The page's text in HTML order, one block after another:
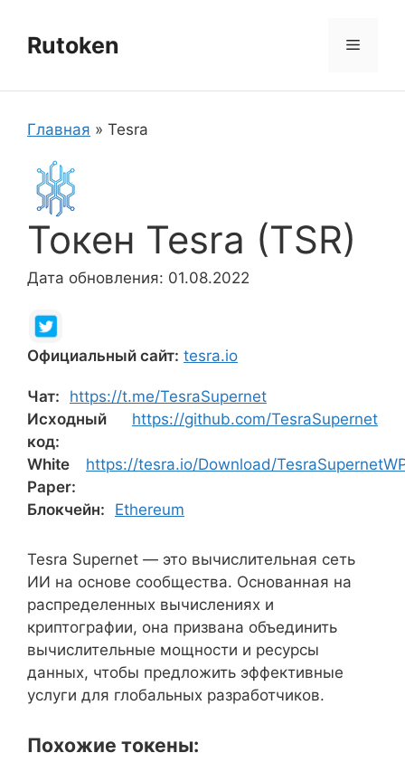
содержимому
Rutoken Меню
Главная » Tesra
Токен Tesra (TSR)
Дата обновления: 01.08.2022
Официальный сайт: tesra.io
Чат:
https://t.me/TesraSupernet
Исходный
код:
https://github.com/TesraSupernet
White
Paper:
https://tesra.io/Download/
Блокчейн: Ethereum
Tesra Supernet — это вычислительная сеть
ИИ на основе сообщества. Основанная на
распределенных вычислениях и
криптографии, она призвана объединить
вычислительные мощности и ресурсы
данных, чтобы предложить эффективные
услуги для глобальных разработчиков.
Похожие токены: